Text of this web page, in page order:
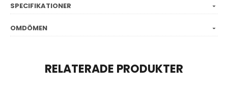
SPECIFIKATIONER
OMDÖMEN
RELATERADE PRODUKTER